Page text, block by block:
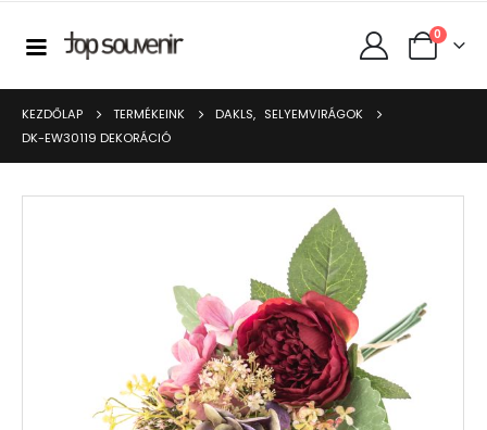
0
KEZDŐLAP TERMÉKEINK DAKLS, SELYEMVIRÁGOK
DK-EW30119 DEKORÁCIÓ